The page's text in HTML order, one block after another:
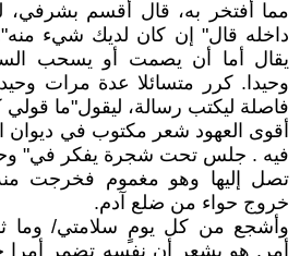
مما أفتخر به، قال أقسم
داخله قال" إن كان لديك شيء
يقال أما أن يصمت أو يسحب
وحيدا. كرر متسائلا عدة مرات
فاصلة ليكتب رسالة، ليقول"ما
أقوى العهود شعر مكتوب في ديوان
فيه . جلس تحت شجرة يفكر في"
تصل إليها وهو مغموم فخرجت
خروج حواء من ضلع آدم.
وأشجع من كل يومٍ سلامتي/ وما
أمر. هو يشعر أن نفسه تضمر أمرا